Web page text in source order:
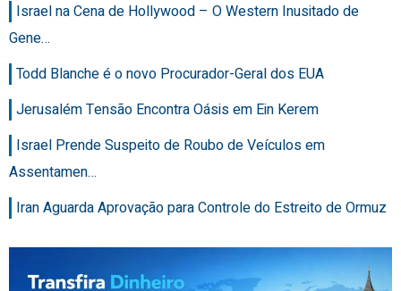
Israel na Cena de Hollywood – O Western Inusitado de
Gene…
Todd Blanche é o novo Procurador-Geral dos EUA
Jerusalém Tensão Encontra Oásis em Ein Kerem
Israel Prende Suspeito de Roubo de Veículos em
Assentamen…
Iran Aguarda Aprovação para Controle do Estreito de Ormuz